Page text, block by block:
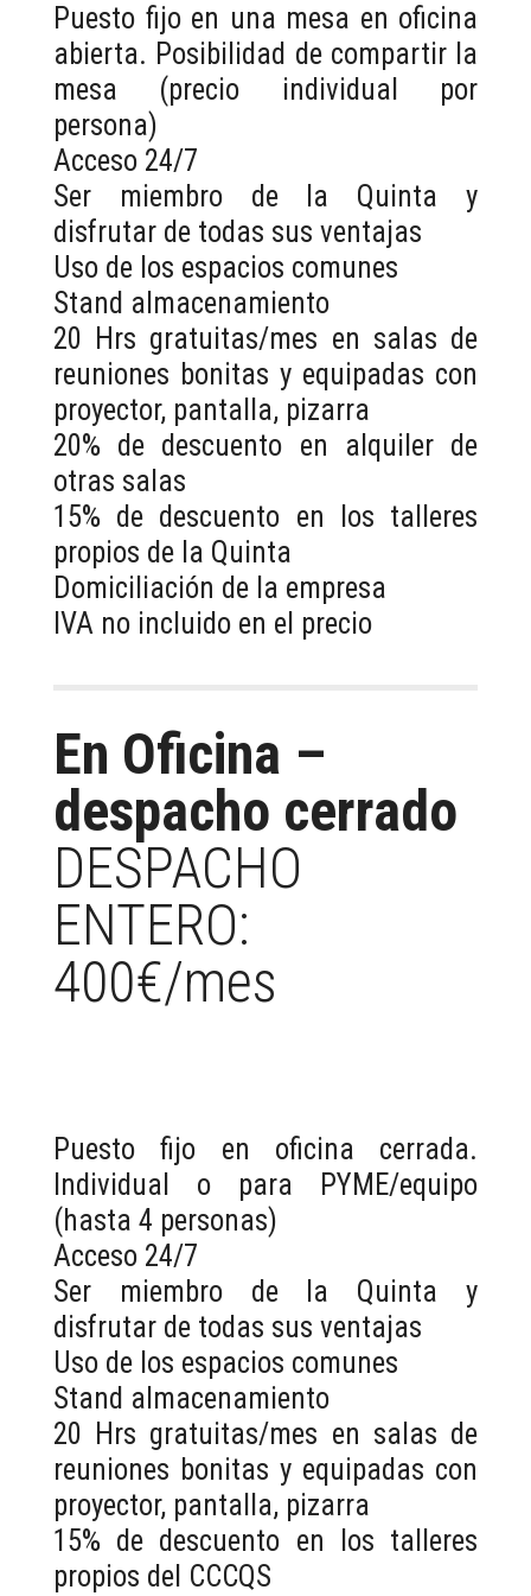
Puesto fijo en una mesa en oficina
abierta. Posibilidad de compartir la
mesa (precio individual por
persona)
Acceso 24/7
Ser miembro de la Quinta y
disfrutar de todas sus ventajas
Uso de los espacios comunes
Stand almacenamiento
20 Hrs gratuitas/mes en salas de
reuniones bonitas y equipadas con
proyector, pantalla, pizarra
20% de descuento en alquiler de
otras salas
15% de descuento en los talleres
propios de la Quinta
Domiciliación de la empresa
IVA no incluido en el precio
En Oficina –
despacho cerrado
DESPACHO
ENTERO:
400€/mes
Puesto fijo en oficina cerrada.
Individual o para PYME/equipo
(hasta 4 personas)
Acceso 24/7
Ser miembro de la Quinta y
disfrutar de todas sus ventajas
Uso de los espacios comunes
Stand almacenamiento
20 Hrs gratuitas/mes en salas de
reuniones bonitas y equipadas con
proyector, pantalla, pizarra
15% de descuento en los talleres
propios del CCCQS